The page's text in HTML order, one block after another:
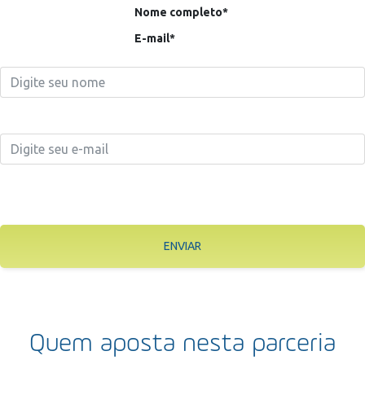
Nome completo*
E-mail*
ENVIAR
Quem aposta nesta parceria